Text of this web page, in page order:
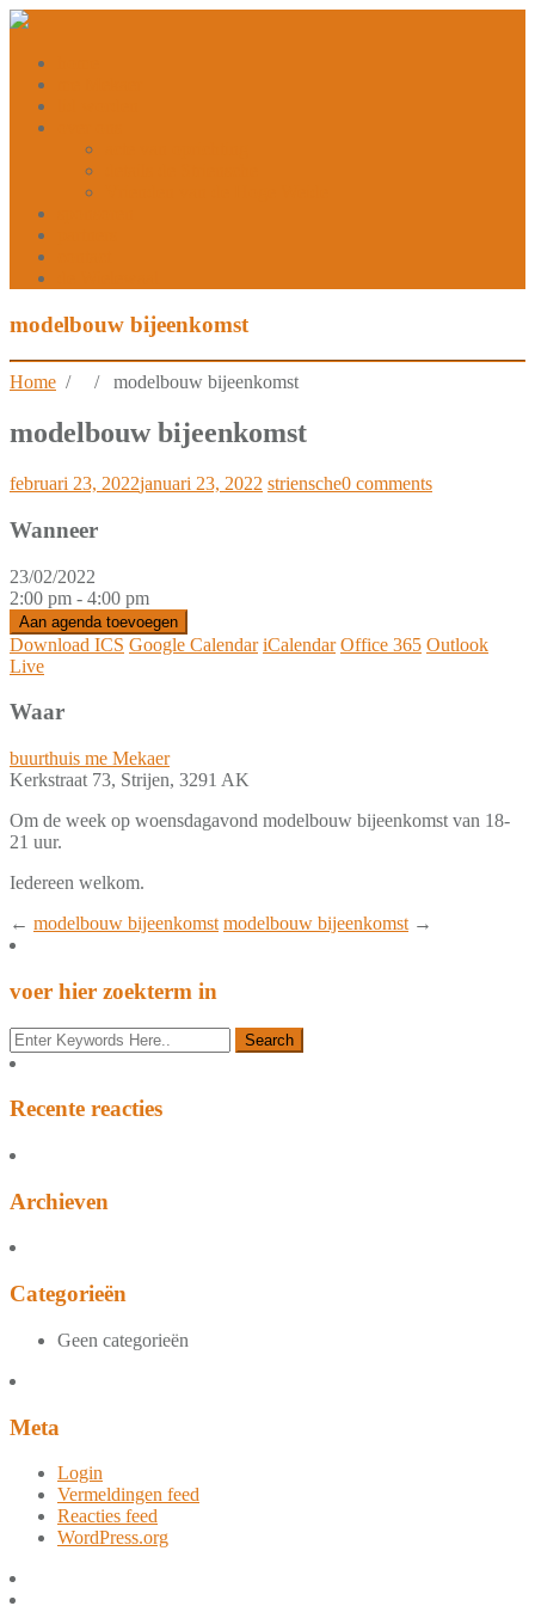
modelbouw bijeenkomst
Home / / modelbouw bijeenkomst
modelbouw bijeenkomst
februari 23, 2022januari 23, 2022 striensche0 comments
Wanneer
23/02/2022
2:00 pm - 4:00 pm
Aan agenda toevoegen
Download ICS Google Calendar iCalendar Office 365 Outlook
Live
Waar
buurthuis me Mekaer
Kerkstraat 73, Strijen, 3291 AK
Om de week op woensdagavond modelbouw bijeenkomst van 18-
21 uur.
Iedereen welkom.
← modelbouw bijeenkomst modelbouw bijeenkomst →
voer hier zoekterm in
Recente reacties
Archieven
Categorieën
Geen categorieën
Meta
Login
Vermeldingen feed
Reacties feed
WordPress.org